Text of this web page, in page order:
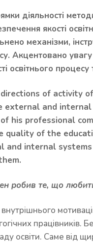
діяльності
якості
механізми,
Акцентовано
освітнього
of activity
and
his professional
quality of the
internal
робив те, що
освіти. Саме від